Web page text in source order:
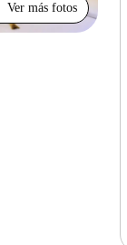
Ver más fotos